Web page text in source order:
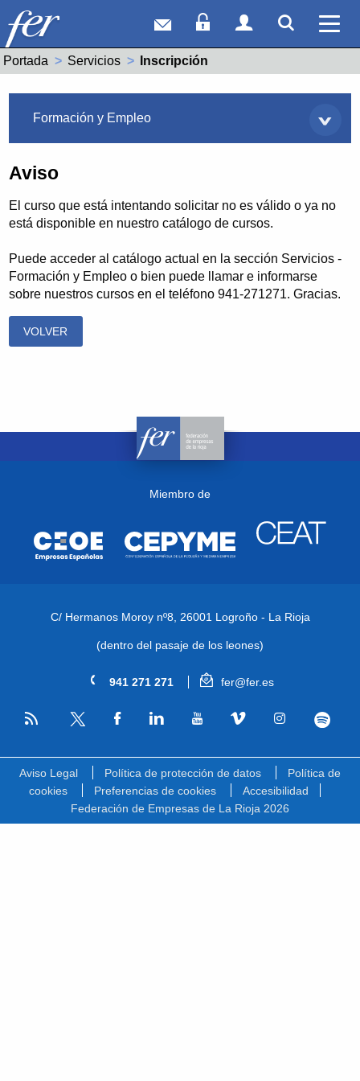
Correo webAcceso Socios
Acceso
Portada Servicios Actual:
Inscripción
Formación y Empleo
Aviso
El curso que está intentando solicitar no es válido o ya no
está disponible en nuestro catálogo de cursos.
Puede acceder al catálogo actual en la sección Servicios -
Formación y Empleo o bien puede llamar e informarse
sobre nuestros cursos en el teléfono 941-271271. Gracias.
VOLVER
Miembro de
C/ Hermanos Moroy nº8, 26001 Logroño - La Rioja
(dentro del pasaje de los leones)
941 271 271 fer@fer.es
RSS
Aviso Legal Política de protección de datos
Política de
cookies
Preferencias de cookies
Accesibilidad
Federación de Empresas de La Rioja 2026